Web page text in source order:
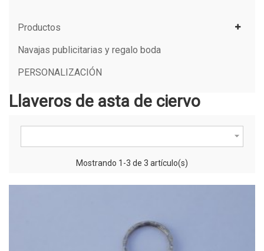
Productos
Navajas publicitarias y regalo boda
PERSONALIZACIÓN
Llaveros de asta de ciervo

Mostrando 1-3 de 3 artículo(s)